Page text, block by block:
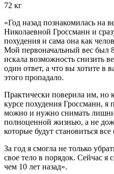
72 кг
«Год назад познакомилась на
Николаевной Гроссманн и
похудения и сама она как
Мой первоначальный вес был
искала возможность снизить
один ответ, а что вы хотите в
этого пропадало.
Практически поверила им, но
курсе похудения Гроссманн, я
можно и нужно снимать
полноценной жизнью, а не
которые будут становиться
За год я смогла не только
свое тело в порядок. Сейчас я
чем 10 лет назад».